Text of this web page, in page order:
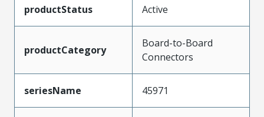
productStatus Active
productCategory
Board-to-Board
Connectors
seriesName 45971